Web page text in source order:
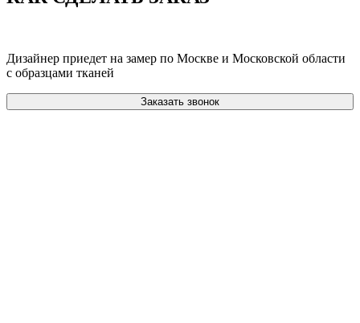
Дизайнер приедет на замер по Москве и Московской области
с образцами тканей
Заказать звонок